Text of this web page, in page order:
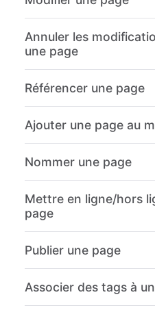
Annuler les
une page
Référencer une page
Ajouter une page au
Nommer une page
Mettre en ligne/hors
page
Publier une page
Associer des tags à